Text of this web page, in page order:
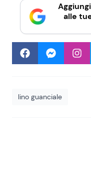
alle
lino guanciale